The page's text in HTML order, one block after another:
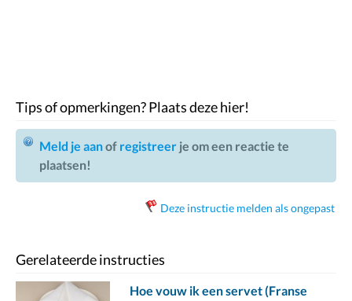
Tips of opmerkingen? Plaats deze hier!
Meld je aanof registreer je om een reactie te
plaatsen!
Deze instructie melden als ongepast
Gerelateerde instructies
Hoe vouw ik een servet (Franse